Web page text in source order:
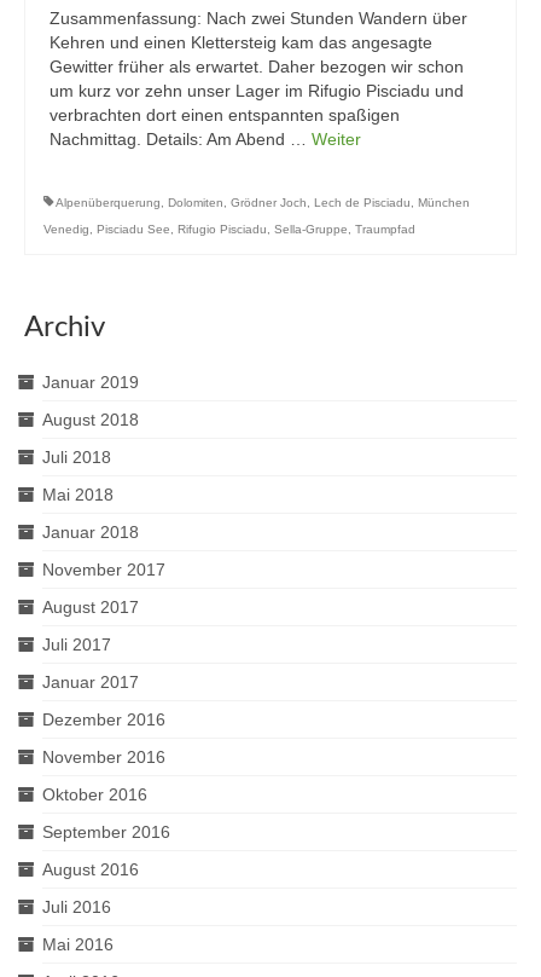
Zusammenfassung: Nach zwei Stunden Wandern über
Kehren und einen Klettersteig kam das angesagte
Gewitter früher als erwartet. Daher bezogen wir schon
um kurz vor zehn unser Lager im Rifugio Pisciadu und
verbrachten dort einen entspannten spaßigen
Nachmittag. Details: Am Abend … Weiter
Alpenüberquerung, Dolomiten, Grödner Joch, Lech de Pisciadu, München
Venedig, Pisciadu See, Rifugio Pisciadu, Sella-Gruppe, Traumpfad
Archiv
Januar 2019
August 2018
Juli 2018
Mai 2018
Januar 2018
November 2017
August 2017
Juli 2017
Januar 2017
Dezember 2016
November 2016
Oktober 2016
September 2016
August 2016
Juli 2016
Mai 2016